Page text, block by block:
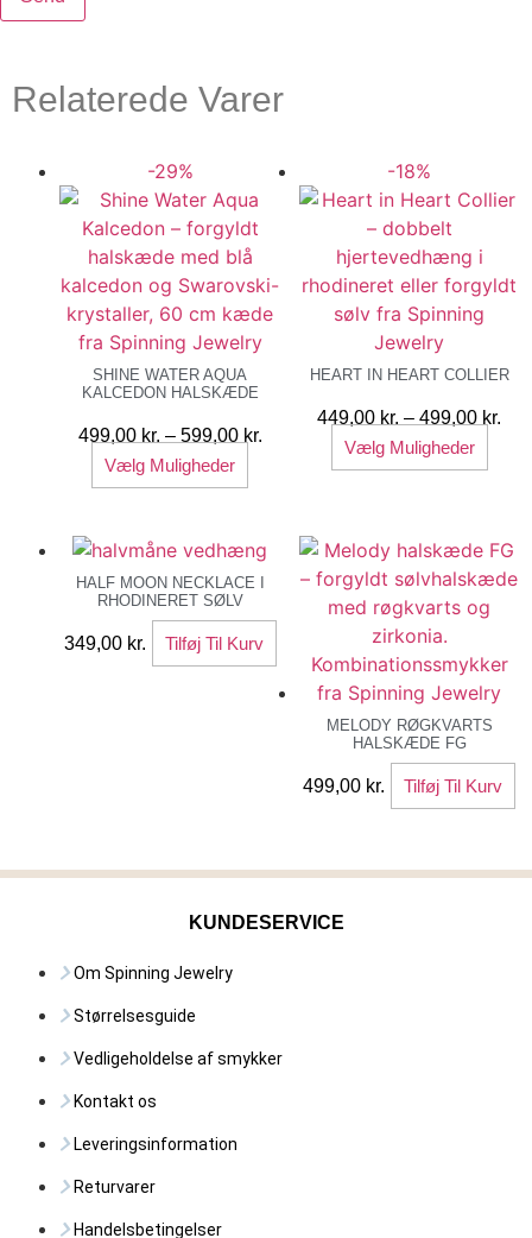
Relaterede Varer
-29%
SHINE WATER AQUA
KALCEDON HALSKÆDE
499,00 kr. – 599,00 kr.
Vælg Muligheder
flere
varianter.
Mulighederne
kan
vælges
varesiden
-18%
HEART IN HEART COLLIER
449,00 kr. – 499,00 kr.
Vælg Muligheder
vare
kan
på
HALF MOON NECKLACE I
RHODINERET SØLV
349,00 kr. Tilføj Til Kurv
MELODY RØGKVARTS
HALSKÆDE FG
499,00 kr. Tilføj Til Kurv
KUNDESERVICE
Om Spinning Jewelry
Størrelsesguide
Vedligeholdelse af smykker
Kontakt os
Leveringsinformation
Returvarer
Handelsbetingelser